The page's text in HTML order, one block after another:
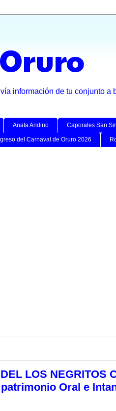
información de tu conjunto a
Anata Andino Caporales San
del Carnaval de Oruro 2026
LOS NEGRITOS
Oral e